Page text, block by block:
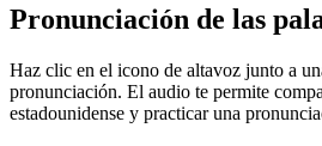
Pronunciación de las
Haz clic en el icono de altavoz junto a
pronunciación. El audio te permite
estadounidense y practicar una